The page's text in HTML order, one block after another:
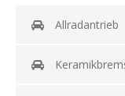
Allradantrieb